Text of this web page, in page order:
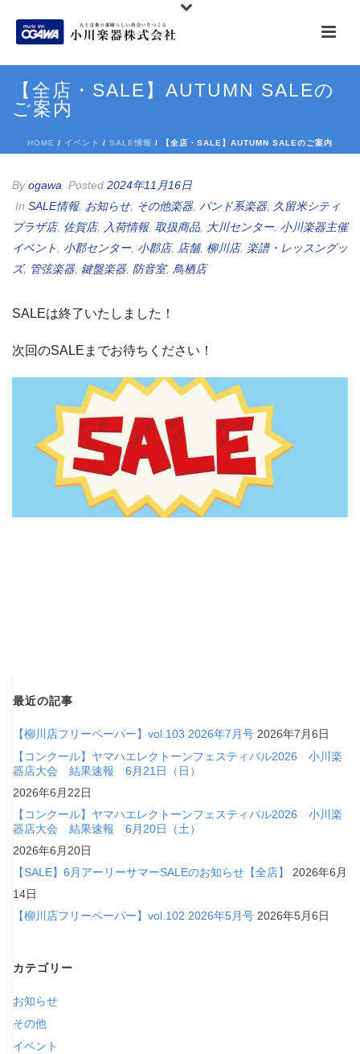
【全店・SALE】AUTUMN SALEの
ご案内
HOME / イベント / SALE情報 / 【全店・SALE】AUTUMN SALEのご案内
Byogawa Posted 2024年11月16日
In SALE情報, お知らせ, その他楽器, バンド系楽器, 久留米シティ
プラザ店, 佐賀店, 入荷情報, 取扱商品 大川センター, 小川楽器主催
イベント
小郡センター, 小郡店, 店舗, 柳川店, 楽譜・レッスングッ
ズ, 管弦楽器, 鍵盤楽器, 防音室, 鳥栖店
SALEは終了いたしました！
次回のSALEまでお待ちください！
最近の記事
【柳川店フリーペーパー】vol.103 2026年7月号 2026年7月6日
【コンクール】ヤマハエレクトーンフェスティバル2026 小川楽
器店大会 結果速報 6月21日（日）
2026年6月22日
【コンクール】ヤマハエレクトーンフェスティバル2026 小川楽
器店大会 結果速報 6月20日（土）
2026年6月20日
【SALE】6月アーリーサマーSALEのお知らせ【全店】
2026年6月
14日
【柳川店フリーペーパー】vol.102 2026年5月号 2026年5月6日
カテゴリー
お知らせ
その他
イベント